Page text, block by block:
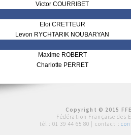
Victor COURRIBET
Eloi CRETTEUR
Levon RYCHTARIK NOUBARYAN
Maxime ROBERT
Charlotte PERRET
Copyright © 2015
Fédération Française des
tél : 01 39 44 65 80 | contact :